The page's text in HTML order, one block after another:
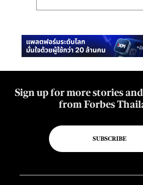
Sign up for more stories
from Forbes
SUBSCRIBE